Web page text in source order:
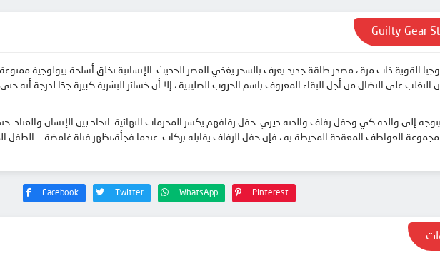
القوية ذات مرة ، مصدر طاقة جديد يعرف بالسحر يغذي العصر الحديث. الإنسانية تخلق أسلحة بيولوجية
على النضال من أجل البقاء المعروف باسم الحروب الصليبية ، إلا أن خسائر البشرية كبيرة جدًا لدرجة أنه
إلى والده كي وحفل زفاف والدته ديزي. حفل زفافهم يكسر المحرمات النهائية: اتحاد بين الإنسان
العواطف المعقدة المحيطة به ، فإن حفل الزفاف يقابله بركات. عندما فجأة،تظهر فتاة غامضة … الطفل
Facebook Twitter WhatsApp Pinterest